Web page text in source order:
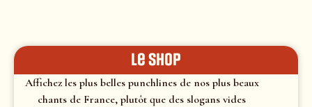
le shop
Affichez les plus belles punchlines de nos plus beaux
chants de France, plutôt que des slogans vides